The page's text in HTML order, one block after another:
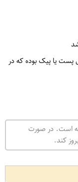
پست یا پیک بوده که در
است. در صورت
کند.